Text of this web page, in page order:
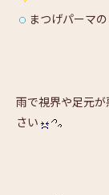
まつげパーマの
雨で視界や足元
さい